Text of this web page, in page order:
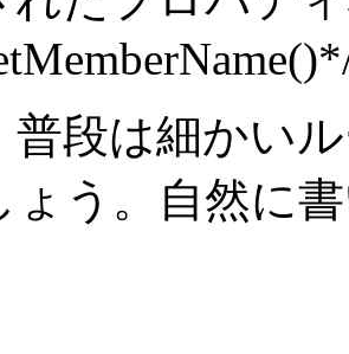
普段は細かい
ょう。自然に